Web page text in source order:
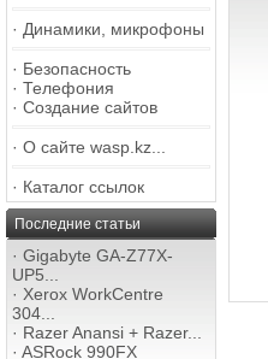
· Динамики, микрофоны
· Безопасность
· Телефония
· Создание сайтов
· О сайте wasp.kz...
· Каталог ссылок
Последние статьи
· Gigabyte GA-Z77X-
UP5...
· Xerox WorkCentre
304...
· Razer Anansi + Razer...
· ASRock 990FX